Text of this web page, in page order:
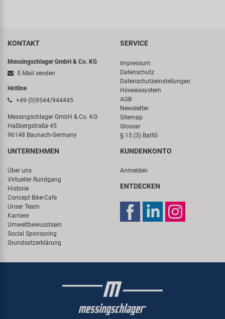
KONTAKT
Messingschlager GmbH & Co. KG
E-Mail senden
Hotline
+49 (0)9544/944445
Messingschlager GmbH & Co. KG
Haßbergstraße 45
96148 Baunach-Germany
SERVICE
Impressum
Datenschutz
Datenschutzeinstellungen
Hinweissystem
AGB
Newsletter
Sitemap
Glossar
§ 15 (3) BattG
UNTERNEHMEN
Über uns
Virtueller Rundgang
Historie
Concept Bike-Cafe
Unser Team
Karriere
Umweltbewusstsein
Social Sponsoring
Grundsatzerklärung
KUNDENKONTO
Anmelden
ENTDECKEN